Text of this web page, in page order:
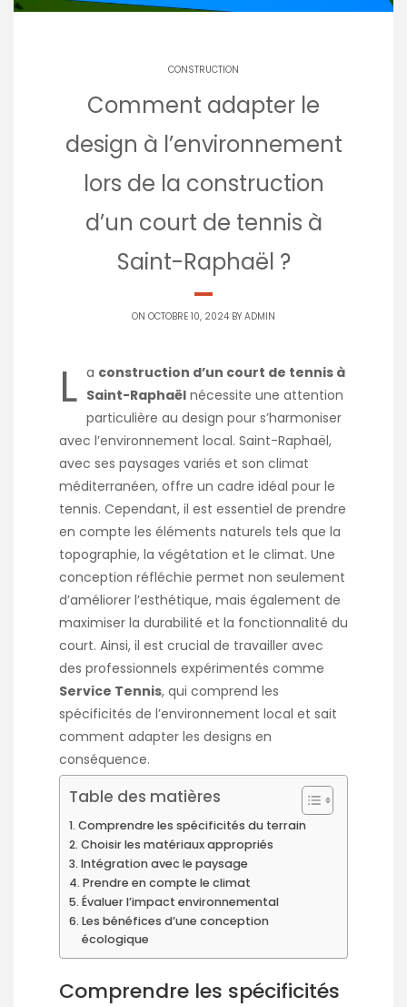
CONSTRUCTION
Comment adapter le
design à l’environnement
lors de la construction
d’un court de tennis à
Saint-Raphaël ?
ON OCTOBRE 10, 2024 BY ADMIN
L a construction d’un court de tennis à
Saint-Raphaël nécessite une attention
particulière au design pour s’harmoniser
avec l’environnement local. Saint-Raphaël,
avec ses paysages variés et son climat
méditerranéen, offre un cadre idéal pour le
tennis. Cependant, il est essentiel de prendre
en compte les éléments naturels tels que la
topographie, la végétation et le climat. Une
conception réfléchie permet non seulement
d’améliorer l’esthétique, mais également de
maximiser la durabilité et la fonctionnalité du
court. Ainsi, il est crucial de travailler avec
des professionnels expérimentés comme
Service Tennis, qui comprend les
spécificités de l’environnement local et sait
comment adapter les designs en
conséquence.
Table des matières
Comprendre les spécificités du terrain
Choisir les matériaux appropriés
Intégration avec le paysage
Prendre en compte le climat
Évaluer l’impact environnemental
Les bénéfices d’une conception
écologique
Comprendre les spécificités